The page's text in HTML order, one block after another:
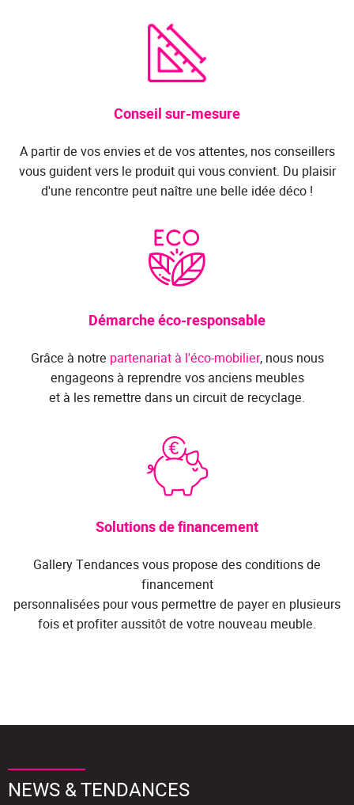
Conseil sur-mesure
A partir de vos envies et de vos attentes, nos conseillers
vous guident vers le produit qui vous convient. Du plaisir
d'une rencontre peut naître une belle idée déco !
Démarche éco-responsable
Grâce à notre partenariat à l'éco-mobilier, nous nous
engageons à reprendre vos anciens meubles
et à les remettre dans un circuit de recyclage.
Solutions de financement
Gallery Tendances vous propose des conditions de
financement
personnalisées pour vous permettre de payer en plusieurs
fois et profiter aussitôt de votre nouveau meuble.
NEWS & TENDANCES